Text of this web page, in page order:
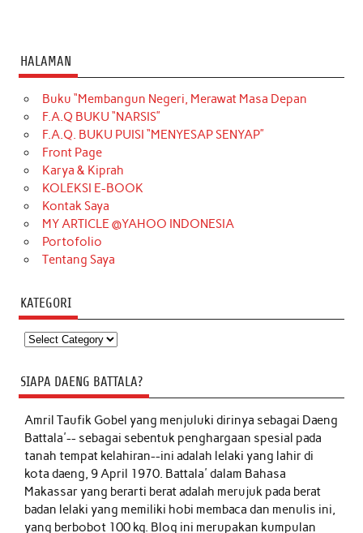
HALAMAN
Buku “Membangun Negeri, Merawat Masa Depan
F.A.Q BUKU “NARSIS”
F.A.Q. BUKU PUISI “MENYESAP SENYAP”
Front Page
Karya & Kiprah
KOLEKSI E-BOOK
Kontak Saya
MY ARTICLE @YAHOO INDONESIA
Portofolio
Tentang Saya
KATEGORI
Kategori
SIAPA DAENG BATTALA?
Amril Taufik Gobelyang menjuluki dirinya sebagai Daeng
Battala'-- sebagai sebentuk penghargaan spesial pada
tanah tempat kelahiran--ini adalah lelaki yang lahir di
kota daeng, 9 April 1970. Battala' dalam Bahasa
Makassar yang berarti berat adalah merujuk pada berat
badan lelaki yang memiliki hobi membaca dan menulis ini,
yang berbobot 100 kg. Blog ini merupakan kumpulan